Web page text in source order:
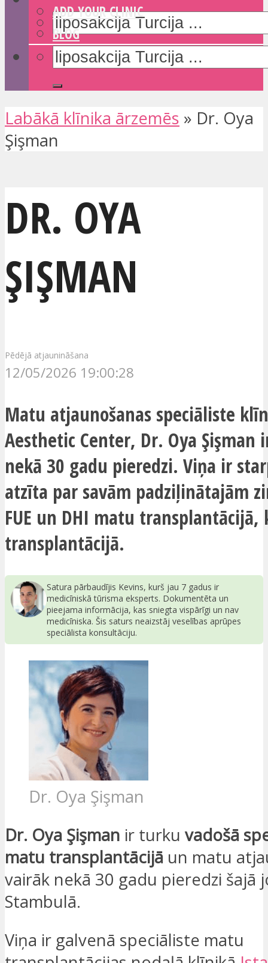
ADD YOUR CLINIC
BLOG
Labākā klīnika ārzemēs » Dr. Oya
Şişman
DR. OYA
ŞIŞMAN
Pēdējā atjaunināšana
12/05/2026 19:00:28
Matu atjaunošanas speciāliste
Aesthetic Center, Dr. Oya Şişman
nekā 30 gadu pieredzi. Viņa ir
atzīta par savām padziļinātajām
FUE un DHI matu transplantācijā,
transplantācijā.
Satura pārbaudījis Kevins, kurš jau 7 gadus ir
medicīniskā tūrisma eksperts. Dokumentēta un
pieejama informācija, kas sniegta vispārīgi un nav
medicīniska. Šis saturs neaizstāj veselības aprūpes
speciālista konsultāciju.
Dr. Oya Şişman
Dr. Oya Şişman ir turku vadošā
matu transplantācijā un matu
vairāk nekā 30 gadu pieredzi šajā
Stambulā.
Viņa ir galvenā speciāliste matu